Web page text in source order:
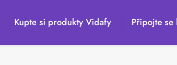
Kupte si produkty Vidafy Připojte